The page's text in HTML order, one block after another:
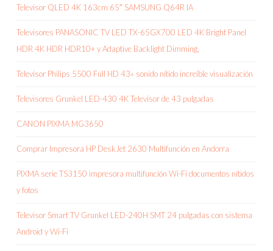
Televisor QLED 4K 163cm 65″ SAMSUNG Q64R IA
Televisores PANASONIC TV LED TX-65GX700 LED 4K Bright Panel
HDR 4K HDR HDR10+ y Adaptive Backlight Dimming,
Televisor Philips 5500 Full HD 43» sonido nítido increíble visualización
Televisores Grunkel LED-430 4K Televisor de 43 pulgadas
CANON PIXMA MG3650
Comprar Impresora HP DeskJet 2630 Multifunción en Andorra
PIXMA serie TS3150 impresora multifunción Wi-Fi documentos nítidos
y fotos
Televisor Smart TV Grunkel LED-240H SMT 24 pulgadas con sistema
Android y Wi-Fi